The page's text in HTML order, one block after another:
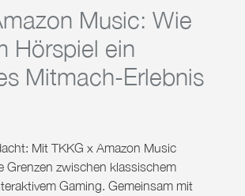
Music: Wie
Hörspiel ein
Mitmach-Erlebnis
Mit TKKG x Amazon Music
Grenzen zwischen klassischem
Gaming. Gemeinsam mit